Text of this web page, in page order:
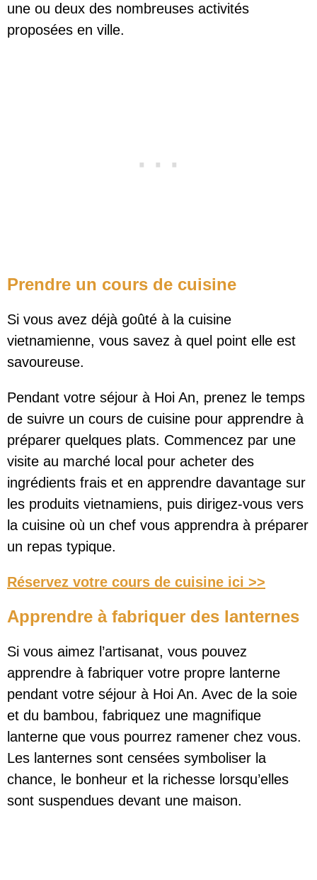
une ou deux des nombreuses activités
proposées en ville.
Prendre un cours de cuisine
Si vous avez déjà goûté à la cuisine
vietnamienne, vous savez à quel point elle est
savoureuse.
Pendant votre séjour à Hoi An, prenez le temps
de suivre un cours de cuisine pour apprendre à
préparer quelques plats. Commencez par une
visite au marché local pour acheter des
ingrédients frais et en apprendre davantage sur
les produits vietnamiens, puis dirigez-vous vers
la cuisine où un chef vous apprendra à préparer
un repas typique.
Réservez votre cours de cuisine ici >>
Apprendre à fabriquer des lanternes
Si vous aimez l’artisanat, vous pouvez
apprendre à fabriquer votre propre lanterne
pendant votre séjour à Hoi An. Avec de la soie
et du bambou, fabriquez une magnifique
lanterne que vous pourrez ramener chez vous.
Les lanternes sont censées symboliser la
chance, le bonheur et la richesse lorsqu’elles
sont suspendues devant une maison.